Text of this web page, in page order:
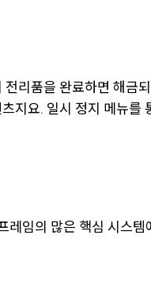
리품을 완료하면 해금
지요. 일시 정지 메뉴를
임의 많은 핵심 시스